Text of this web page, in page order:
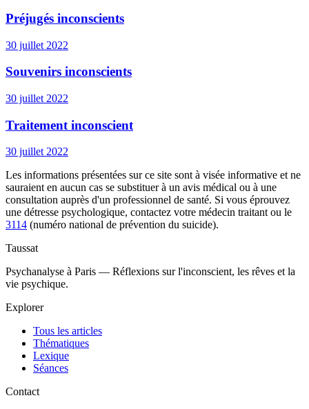
Préjugés inconscients
30 juillet 2022
Souvenirs inconscients
30 juillet 2022
Traitement inconscient
30 juillet 2022
Les informations présentées sur ce site sont à visée informative et ne
sauraient en aucun cas se substituer à un avis médical ou à une
consultation auprès d'un professionnel de santé. Si vous éprouvez
une détresse psychologique, contactez votre médecin traitant ou le
3114 (numéro national de prévention du suicide).
Taussat
Psychanalyse à Paris — Réflexions sur l'inconscient, les rêves et la
vie psychique.
Explorer
Tous les articles
Thématiques
Lexique
Séances
Contact